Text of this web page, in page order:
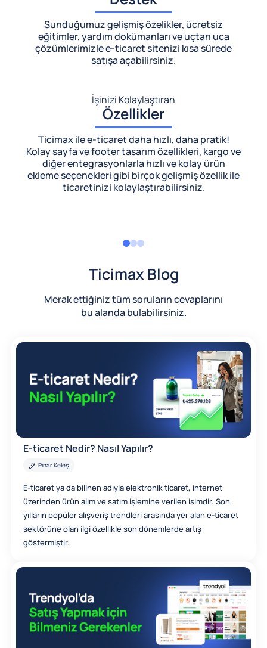
Sunduğumuz gelişmiş özelikler, ücretsiz
eğitimler, yardım dokümanları ve uçtan uca
çözümlerimizlee-ticaret sitenizi kısa sürede
satışa açabilirsiniz.
İşinizi Kolaylaştıran
Özellikler
Ticimax ile e-ticaret daha hızlı, daha pratik!
Kolay sayfa ve footer tasarım özellikleri, kargo ve
diğer entegrasyonlarla hızlı ve kolay ürün
ekleme seçenekleri gibi birçok gelişmiş özellik ile
ticaretinizi kolaylaştırabilirsiniz.
Ticimax Blog
Merak ettiğiniz tüm soruların cevaplarını
bu alanda bulabilirsiniz.
E-ticaret Nedir? Nasıl Yapılır?
Pınar Keleş
E-ticaret ya da bilinen adıyla elektronik ticaret, internet
üzerinden ürün alım ve satım işlemine verilen isimdir. Son
yılların popüler alışveriş trendleri arasında yer alan e-ticaret
sektörüne olan ilgi özellikle son dönemlerde artış
göstermiştir.